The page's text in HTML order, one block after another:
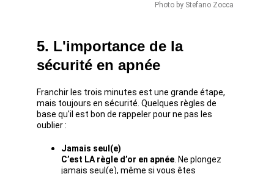
5. L'importance de la
sécurité en apnée
Franchir les trois minutes est une grande étape,
mais toujours en sécurité. Quelques règles de
base qu'il est bon de rappeler pour ne pas les
oublier :
Jamais seul(e)
C’est LA règle d’or en apnée . Ne plongez
jamais seul(e), même si vous êtes
Photo by Stefano Zocca